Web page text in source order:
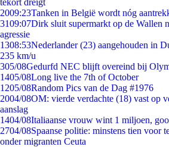
tekort dreigt
2009:23Tanken in België wordt nóg
3109:07Dirk sluit supermarkt op de Wallen
agressie
1308:53Nederlander (23) aangehouden in
235 km/u
305/08Gedurfd NEC blijft overeind bij
1405/08Long live the 7th of October
1205/08Random Pics van de Dag #1976
2004/08OM: vierde verdachte (18) vast op
aanslag
1404/08Italiaanse vrouw wint 1 miljoen,
2704/08Spaanse politie: minstens tien voor
onder migranten Ceuta